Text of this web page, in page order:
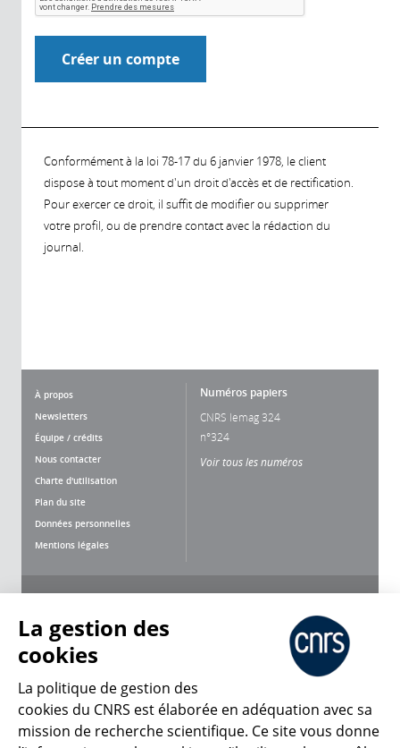
Conformément à la loi 78-17 du 6 janvier 1978, le client
dispose à tout moment d'un droit d'accès et de rectification.
Pour exercer ce droit, il suffit de modifier ou supprimer
votre profil, ou de prendre contact avec la rédaction du
journal.
À propos
Newsletters
Équipe / crédits
Nous contacter
Charte d'utilisation
Plan du site
Données personnelles
Mentions légales
Numéros papiers
CNRS lemag 324
n°324
Voir tous les numéros
CNRS Le Mag
La gestion des
cookies
La politique de gestion des
cookies du CNRS est élaborée en adéquation avec sa
mission de recherche scientifique. Ce site vous donne